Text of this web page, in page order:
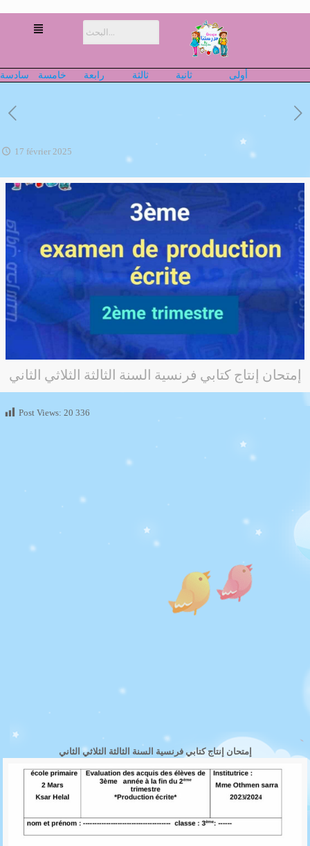
أولى ثانية ثالثة رابعة خامسة سادسة
17 février 2025
إمتحان إنتاج كتابي فرنسية السنة الثالثة الثلاثي الثاني
Post Views: 20 336
إمتحان إنتاج كتابي فرنسية السنة الثالثة الثلاثي الثاني